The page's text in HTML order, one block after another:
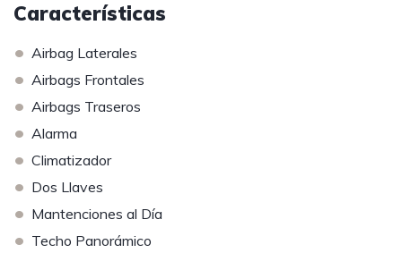
Características
• Airbag Laterales
• Airbags Frontales
• Airbags Traseros
• Alarma
• Climatizador
• Dos Llaves
• Mantenciones al Día
• Techo Panorámico